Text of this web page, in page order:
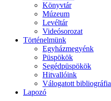
Könyvtár
Múzeum
Levéltár
Videósorozat
Történelmünk
Egyházmegyénk
Püspökök
Segédpüspökök
Hitvallóink
Válogatott bibliográfia
Lapozó